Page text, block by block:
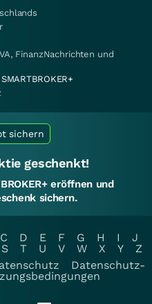
FinanzNachrichten und
SMARTBROKER+
sichern
geschenkt!
eröffnen und
sichern.
C D E F G H I
J
S T U V W X Y
Z
Datenschutz-